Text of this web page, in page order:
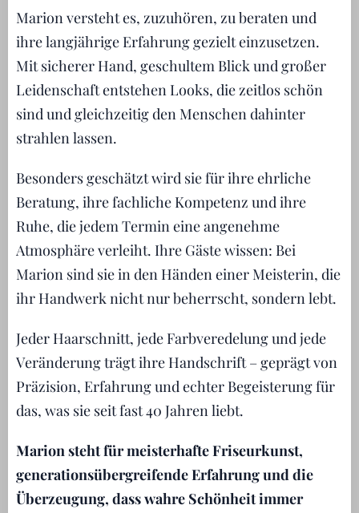
Marion versteht es, zuzuhören, zu beraten und
ihre langjährige Erfahrung gezielt einzusetzen.
Mit sicherer Hand, geschultem Blick und großer
Leidenschaft entstehen Looks, die zeitlos schön
sind und gleichzeitig den Menschen dahinter
strahlen lassen.
Besonders geschätzt wird sie für ihre ehrliche
Beratung, ihre fachliche Kompetenz und ihre
Ruhe, die jedem Termin eine angenehme
Atmosphäre verleiht. Ihre Gäste wissen: Bei
Marion sind sie in den Händen einer Meisterin, die
ihr Handwerk nicht nur beherrscht, sondern lebt.
Jeder Haarschnitt, jede Farbveredelung und jede
Veränderung trägt ihre Handschrift – geprägt von
Präzision, Erfahrung und echter Begeisterung für
das, was sie seit fast 40 Jahren liebt.
Marion steht für meisterhafte Friseurkunst,
generationsübergreifende Erfahrung und die
Überzeugung, dass wahre Schönheit immer